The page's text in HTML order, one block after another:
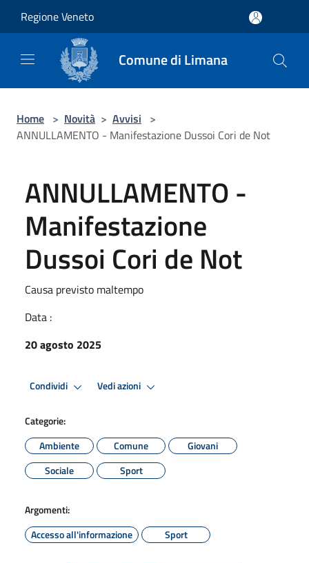
Regione Veneto
Comune di Limana
Home > Novità > Avvisi >
ANNULLAMENTO - Manifestazione Dussoi Cori de Not
ANNULLAMENTO -
Manifestazione
Dussoi Cori de Not
Causa previsto maltempo
Data :
20 agosto 2025
Condividi Vedi azioni
Categorie:
Ambiente
Comune
Giovani
Sociale
Sport
Argomenti:
Accesso all'informazione
Sport